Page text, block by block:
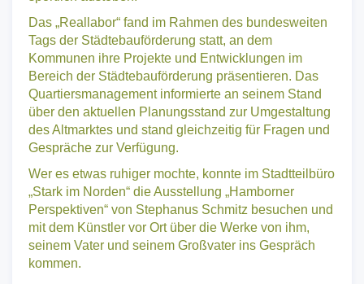
Das „Reallabor“ fand im Rahmen des bundesweiten
Tags der Städtebauförderung statt, an dem
Kommunen ihre Projekte und Entwicklungen im
Bereich der Städtebauförderung präsentieren. Das
Quartiersmanagement informierte an seinem Stand
über den aktuellen Planungsstand zur Umgestaltung
des Altmarktes und stand gleichzeitig für Fragen und
Wer es etwas ruhiger mochte, konnte im Stadtteilbüro
„Stark im Norden“ die Ausstellung „Hamborner
Perspektiven“ von Stephanus Schmitz besuchen und
mit dem Künstler vor Ort über die Werke von ihm,
seinem Vater und seinem Großvater ins Gespräch